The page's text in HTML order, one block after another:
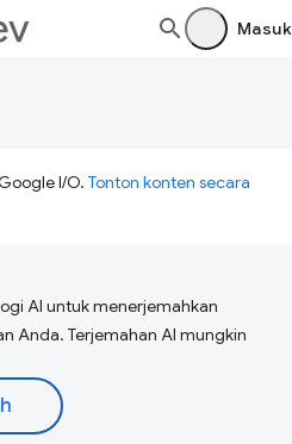
Masuk
I/O. Tonton konten secara
AI untuk menerjemahkan
Anda. Terjemahan AI mungkin